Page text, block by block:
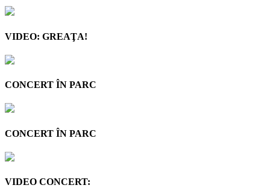
VIDEO: GREAŢA!
CONCERT ÎN PARC
CONCERT ÎN PARC
VIDEO CONCERT: